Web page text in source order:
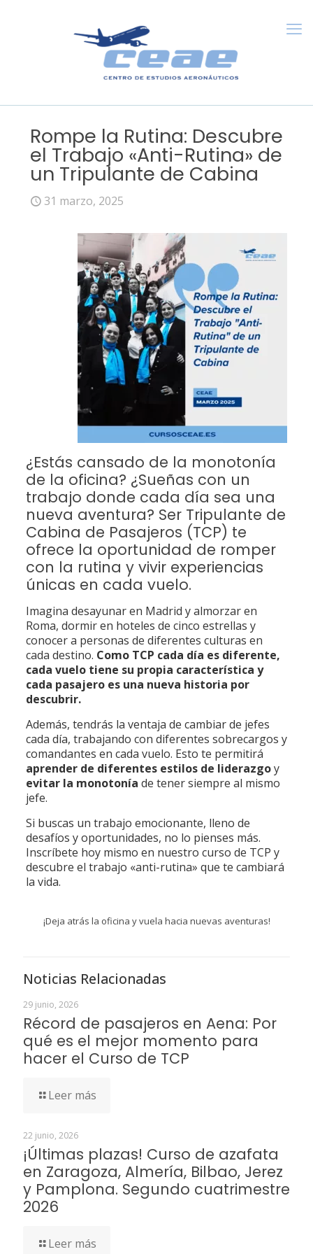
Rompe la Rutina: Descubre
el Trabajo «Anti-Rutina» de
un Tripulante de Cabina
31 marzo, 2025
¿Estás cansado de la monotonía
de la oficina? ¿Sueñas con un
trabajo donde cada día sea una
nueva aventura? Ser Tripulante de
Cabina de Pasajeros (TCP) te
ofrece la oportunidad de romper
con la rutina y vivir experiencias
únicas en cada vuelo.
Imagina desayunar en Madrid y almorzar en
Roma, dormir en hoteles de cinco estrellas y
conocer a personas de diferentes culturas en
cada destino. Como TCP cada día es diferente,
cada vuelo tiene su propia característica y
cada pasajero es una nueva historia por
descubrir.
Además, tendrás la ventaja de cambiar de jefes
cada día, trabajando con diferentes sobrecargos y
comandantes en cada vuelo. Esto te permitirá
aprender de diferentes estilos de liderazgoy
evitar la monotonía de tener siempre al mismo
jefe.
Si buscas un trabajo emocionante, lleno de
desafíos y oportunidades, no lo pienses más.
Inscríbete hoy mismo en nuestro curso de TCP y
descubre el trabajo «anti-rutina» que te cambiará
la vida.
¡Deja atrás la oficina y vuela hacia nuevas aventuras!
Noticias Relacionadas
29 junio, 2026
Récord de pasajeros en Aena: Por
qué es el mejor momento para
hacer el Curso de TCP
Leer más
22 junio, 2026
¡Últimas plazas! Curso de azafata
en Zaragoza, Almería, Bilbao, Jerez
y Pamplona. Segundo cuatrimestre
2026
Leer más